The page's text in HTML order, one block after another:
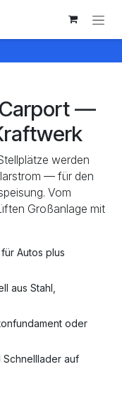
Carport —
werden
— für den
Vom
Großanlage mit
Autos plus
aus Stahl,
oder
auf